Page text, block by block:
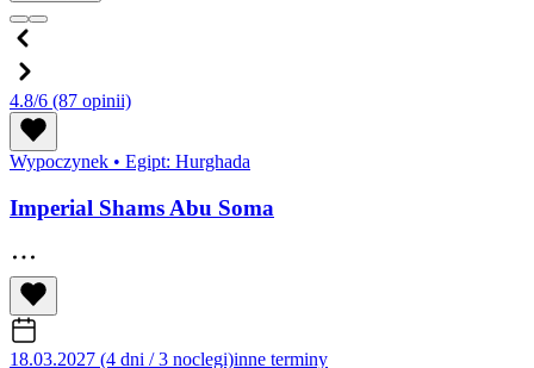
4.8/6 (87 opinii)
Wypoczynek • Egipt: Hurghada
Imperial Shams Abu Soma
18.03.2027 (4 dni / 3 noclegi)inne terminy